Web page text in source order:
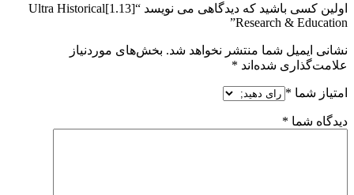
اولین کسی باشید که دیدگاهی می نویسد “[1.13]Ultra Historical
Research & Education”
نشانی ایمیل شما منتشر نخواهد شد. بخش‌های موردنیاز
علامت‌گذاری شده‌اند *
امتیاز شما *
دیدگاه شما *